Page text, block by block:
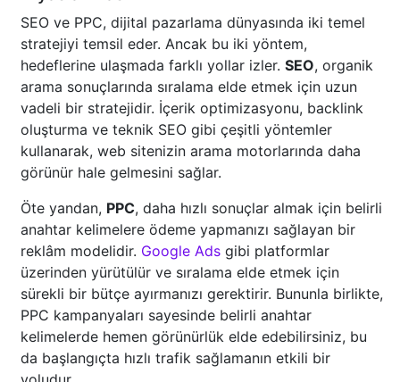
SEO ve PPC, dijital pazarlama dünyasında iki temel
stratejiyi temsil eder. Ancak bu iki yöntem,
hedeflerine ulaşmada farklı yollar izler. SEO, organik
arama sonuçlarında sıralama elde etmek için uzun
vadeli bir stratejidir. İçerik optimizasyonu, backlink
oluşturma ve teknik SEO gibi çeşitli yöntemler
kullanarak, web sitenizin arama motorlarında daha
görünür hale gelmesini sağlar.
Öte yandan, PPC, daha hızlı sonuçlar almak için belirli
anahtar kelimelere ödeme yapmanızı sağlayan bir
reklâm modelidir. Google Ads gibi platformlar
üzerinden yürütülür ve sıralama elde etmek için
sürekli bir bütçe ayırmanızı gerektirir. Bununla birlikte,
PPC kampanyaları sayesinde belirli anahtar
kelimelerde hemen görünürlük elde edebilirsiniz, bu
da başlangıçta hızlı trafik sağlamanın etkili bir